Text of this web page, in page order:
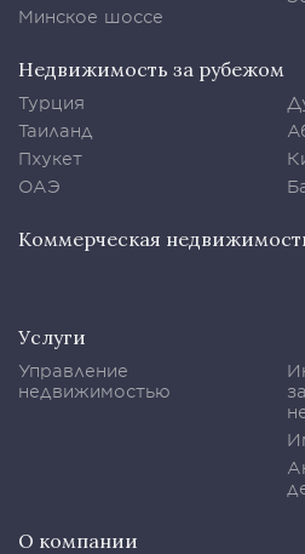
Минское шоссе
Недвижимость за рубежом
Турция
Таиланд
Пхукет
ОАЭ
Коммерческая
Услуги
Управление
недвижимостью
О компании